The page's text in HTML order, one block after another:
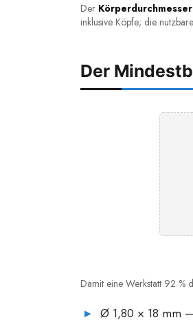
Der Körperdurchmesser
inklusive Köpfe; die
Der
Damit eine Werkstatt 92 %
Ø 1,80 × 18 mm